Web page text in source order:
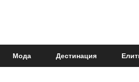
Мода Дестинация